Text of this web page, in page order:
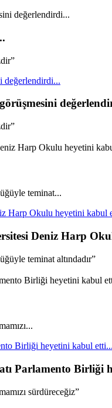
değerlendirdi...
teminat...
Harp Okulu heyetini kabul
Deniz Harp
teminat altındadır”
Birliği heyetini kabul etti...
Parlamento Birliği
sürdüreceğiz”